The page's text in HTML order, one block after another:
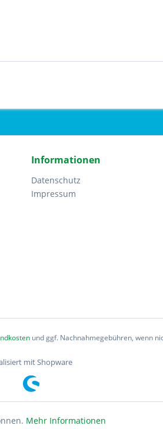
Informationen
Datenschutz
Impressum
und ggf. Nachnahmegebühren, wenn
mit Shopware
Mehr Informationen